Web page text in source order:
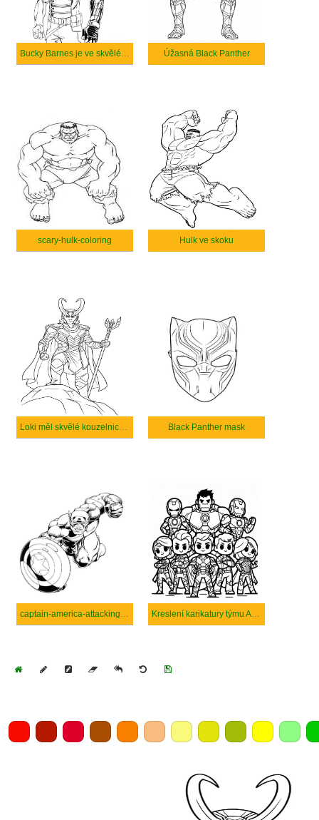
Bucky Barnes je ve skvělé formě. Úžasná Black Panther
scary-hulk-coloring Hulk ve skoku
Loki měl skvělé kouzelnické schopnosti. Black Panther mask
captain-america-attacking-coloring Kreslení karikatury týmu Avengers